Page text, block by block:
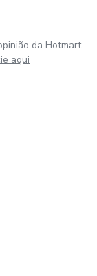
da Hotmart.
aqui